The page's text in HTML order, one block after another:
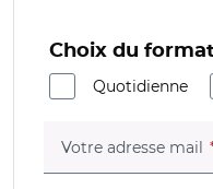
Choix du
Quotidienne
Votre adresse mail